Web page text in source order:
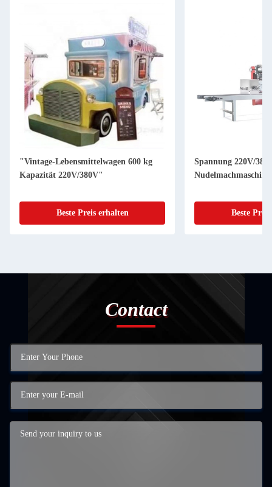
"Vintage-Lebensmittelwagen 600 kg
Kapazität 220V/380V"
Beste Preis erhalten
Spannung 220V/
Beste
Contact